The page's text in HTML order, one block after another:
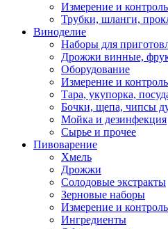
Измерение и контроль
Трубки, шланги,
Виноделие
Наборы для
Дрожжи винные,
Оборудование
Измерение и контроль
Тара, укупорка,
Бочки, щепа, чипсы
Мойка и дезинфекция
Сырье и прочее
Пивоварение
Хмель
Дрожжи
Солодовые экстракты
Зерновые наборы
Измерение и контроль
Ингредиенты